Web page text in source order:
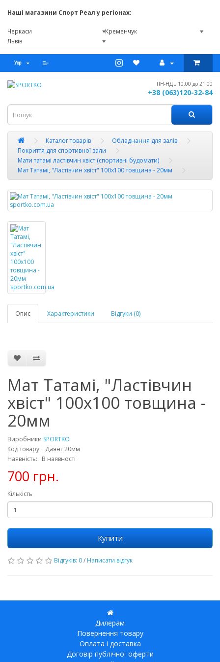
Наші магазини Спорт Реал у регіонах:
Черкаси
Кременчук
Львів
ПН-НД з 10:00 до 21:00
+38 (063)120-32-84
Каталог товарів
Обладнання для залів
Покриття для спортивної зали
Мати татамі ластівчин хвіст (спортивні будомати)
Мат Татамі, "Ластівчин хвіст" 100х100 товщина - 20мм
Опис Характеристики Відгуки (0)
Мат Татамі, "Ластівчин
хвіст" 100х100 товщина -
20мм
Виробники SPORTKO
Код товару: Даянг 20мм
Наявність: В наявності
700 грн.
Кількість
Купити
Відгуків: 0/ Написати відгук
Дилерам
Повернення товару
Оплата і доставка
Договір публічної оферти